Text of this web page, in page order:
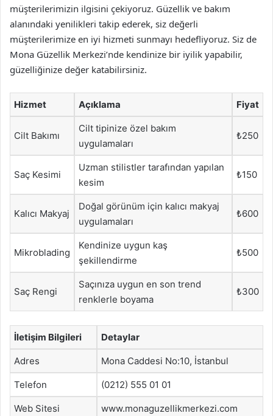
müşterilerimizin ilgisini çekiyoruz. Güzellik ve bakım
alanındaki yenilikleri takip ederek, siz değerli
müşterilerimize en iyi hizmeti sunmayı hedefliyoruz. Siz de
Mona Güzellik Merkezi’nde kendinize bir iyilik yapabilir,
güzelliğinize değer katabilirsiniz.
Hizmet Açıklama Fiyat
Cilt Bakımı
Cilt tipinize özel bakım
uygulamaları
₺250
Saç Kesimi
Uzman stilistler tarafından yapılan
kesim
₺150
Kalıcı Makyaj
Doğal görünüm için kalıcı makyaj
uygulamaları
₺600
Mikroblading
Kendinize uygun kaş
şekillendirme
₺500
Saç Rengi
Saçınıza uygun en son trend
renklerle boyama
₺300
İletişim Bilgileri Detaylar
Adres Mona Caddesi No:10, İstanbul
Telefon (0212) 555 01 01
Web Sitesi www.monaguzellikmerkezi.com